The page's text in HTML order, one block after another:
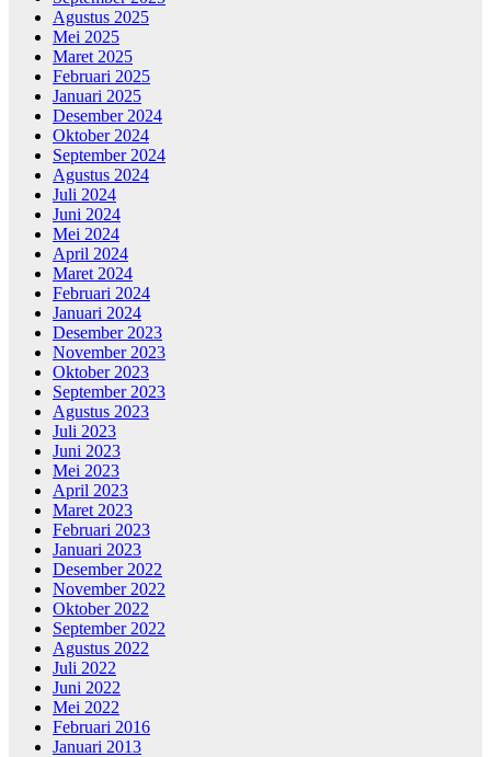
Agustus 2025
Mei 2025
Maret 2025
Februari 2025
Januari 2025
Desember 2024
Oktober 2024
September 2024
Agustus 2024
Juli 2024
Juni 2024
Mei 2024
April 2024
Maret 2024
Februari 2024
Januari 2024
Desember 2023
November 2023
Oktober 2023
September 2023
Agustus 2023
Juli 2023
Juni 2023
Mei 2023
April 2023
Maret 2023
Februari 2023
Januari 2023
Desember 2022
November 2022
Oktober 2022
September 2022
Agustus 2022
Juli 2022
Juni 2022
Mei 2022
Februari 2016
Januari 2013